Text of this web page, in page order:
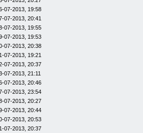
07-2013, 19:58
07-2013, 20:41
07-2013, 19:55
07-2013, 19:53
07-2013, 20:38
07-2013, 19:21
07-2013, 20:37
07-2013, 21:11
07-2013, 20:46
07-2013, 23:54
07-2013, 20:27
07-2013, 20:44
07-2013, 20:53
07-2013, 20:37